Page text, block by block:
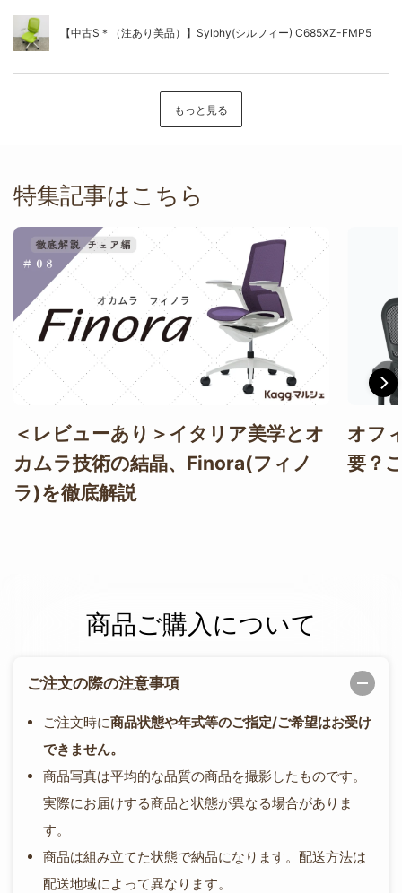
【中古S＊（注あり美品）】Sylphy(シルフィー) C685XZ-FMP5
もっと見る
特集記事はこちら
＜レビューあり＞イタリア美学とオ
カムラ技術の結晶、Finora(フィノ
ラ)を徹底解説
オフ
要？
商品ご購入について
ご注文の際の注意事項
ご注文時に商品状態や年式等のご指定/ご希望はお受け
できません。
商品写真は平均的な品質の商品を撮影したものです。
実際にお届けする商品と状態が異なる場合がありま
す。
商品は組み立てた状態で納品になります。配送方法は
配送地域によって異なります。